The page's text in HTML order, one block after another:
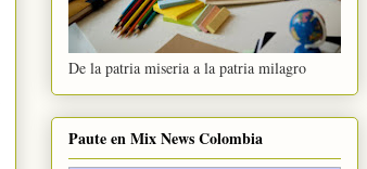
De la patria miseria a la patria milagro
Paute en Mix News Colombia